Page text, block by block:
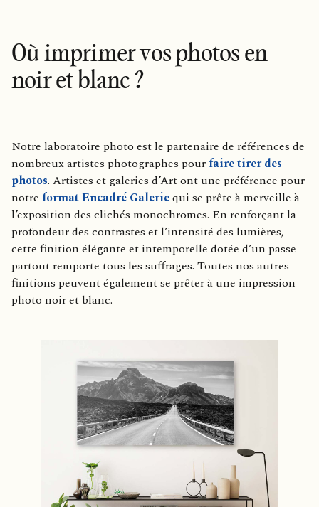
Où imprimer vos photos en
noir et blanc ?
Notre laboratoire photo est le partenaire de références de
nombreux artistes photographes pourfaire tirer des
photos. Artistes et galeries d’Art ont une préférence pour
notre format Encadré Galeriequi se prête à merveille à
l’exposition des clichés monochromes. En renforçant la
profondeur des contrastes et l’intensité des lumières,
cette finition élégante et intemporelle dotée d’un passe-
partout remporte tous les suffrages. Toutes nos autres
finitions peuvent également se prêter à une impression
photo noir et blanc.